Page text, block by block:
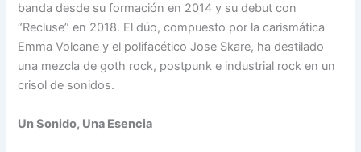
banda desde su formación en 2014 y su debut con
“Recluse” en 2018. El dúo, compuesto por la carismática
Emma Volcane y el polifacético Jose Skare, ha destilado
una mezcla de goth rock, postpunk e industrial rock en un
crisol de sonidos.
Un Sonido, Una Esencia